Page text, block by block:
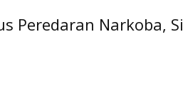
Peredaran Narkoba,